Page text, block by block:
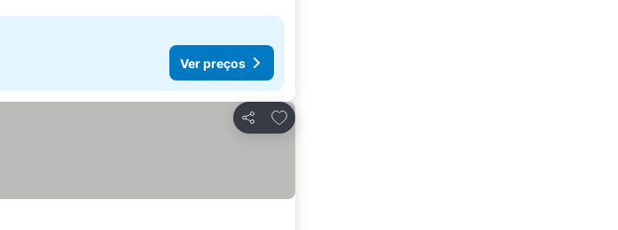
Ver preços
Partilhar
Adicionar aos favoritos